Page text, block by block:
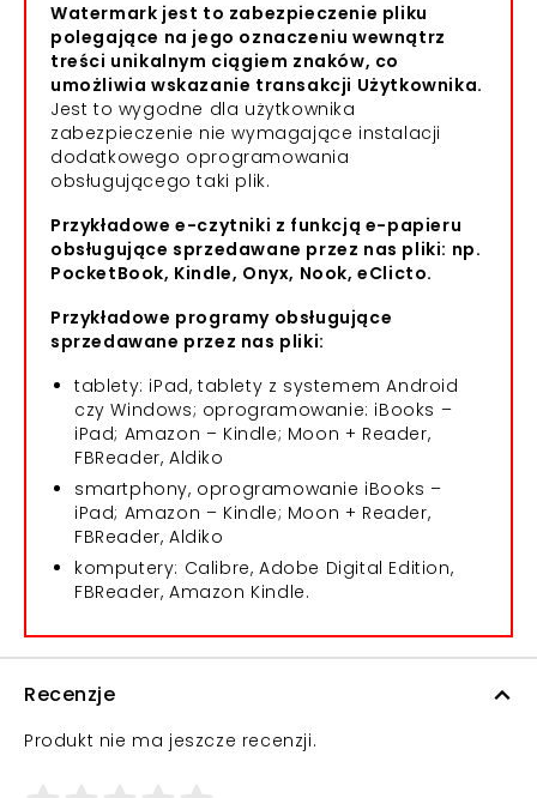
Watermark jest to zabezpieczenie pliku
polegające na jego oznaczeniu wewnątrz
treści unikalnym ciągiem znaków, co
umożliwia wskazanie transakcji Użytkownika.
Jest to wygodne dla użytkownika
zabezpieczenie nie wymagające instalacji
dodatkowego oprogramowania
obsługującego taki plik.
Przykładowe e-czytniki z funkcją e-papieru
obsługujące sprzedawane przez nas pliki: np.
PocketBook, Kindle, Onyx, Nook, eClicto.
Przykładowe programy obsługujące
sprzedawane przez nas pliki:
tablety: iPad, tablety z systemem Android
czy Windows; oprogramowanie: iBooks –
iPad; Amazon – Kindle; Moon + Reader,
FBReader, Aldiko
smartphony, oprogramowanie iBooks –
iPad; Amazon – Kindle; Moon + Reader,
FBReader, Aldiko
komputery: Calibre, Adobe Digital Edition,
FBReader, Amazon Kindle.
Recenzje
Produkt nie ma jeszcze recenzji.